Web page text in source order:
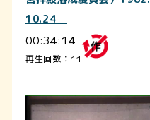
10.24
00:34:14
再生回数：11